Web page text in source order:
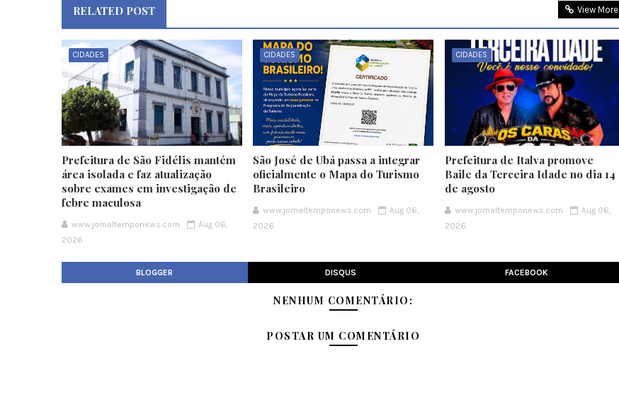
RELATED POST View More
CIDADES
Prefeitura de São Fidélis mantém
área isolada e faz atualização
sobre exames em investigação de
febre maculosa
www.jornaltemponews.com
Aug 06,
2026
CIDADES
São José de Ubá passa a integrar
oficialmente o Mapa do Turismo
Brasileiro
www.jornaltemponews.com
Aug 06,
2026
CIDADES
Prefeitura de Italva promove
Baile da Terceira Idade no dia 14
de agosto
www.jornaltemponews.com
Aug 06,
2026
BLOGGER DISQUS FACEBOOK
NENHUM COMENTÁRIO:
POSTAR UM COMENTÁRIO